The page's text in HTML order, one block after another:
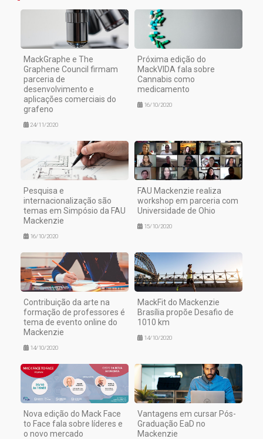
MackGraphe e The
Graphene Council firmam
parceria de
desenvolvimento e
aplicações comerciais do
grafeno
24/11/2020
Próxima edição do
MackVIDA fala sobre
Cannabis como
medicamento
16/10/2020
Pesquisa e
internacionalização são
temas em Simpósio da FAU
Mackenzie
16/10/2020
FAU Mackenzie realiza
workshop em parceria com
Universidade de Ohio
15/10/2020
Contribuição da arte na
formação de professores é
tema de evento online do
Mackenzie
14/10/2020
MackFit do Mackenzie
Brasília propõe Desafio de
1010 km
14/10/2020
Nova edição do Mack Face
to Face fala sobre líderes e
o novo mercado
Vantagens em cursar Pós-
Graduação EaD no
Mackenzie